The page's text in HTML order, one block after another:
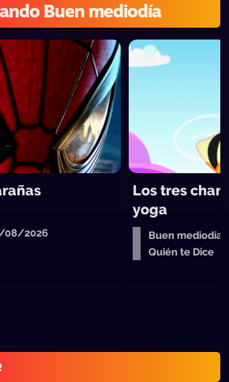
Buen mediodía
08/2026
Los tres
yoga
Buen mediodía
Quién te Dice